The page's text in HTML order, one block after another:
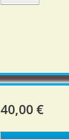
40,00 €